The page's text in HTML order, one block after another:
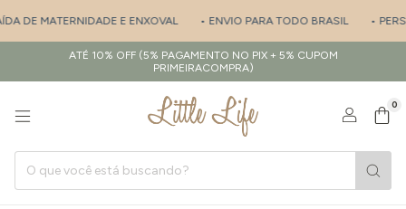
MATERNIDADE E ENXOVAL • ENVIO PARA TODO BRASIL •
ATÉ 10% OFF (5% PAGAMENTO NO PIX + 5% CUPOM
PRIMEIRACOMPRA)
0